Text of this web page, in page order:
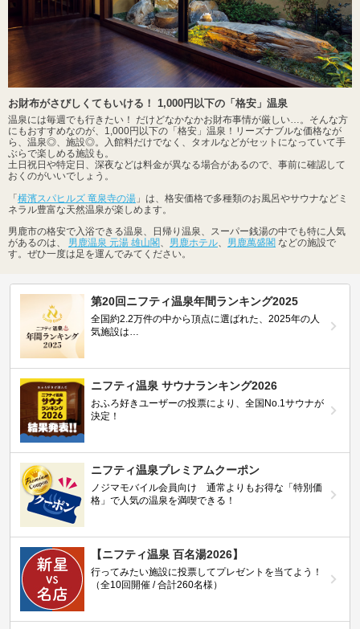
お財布がさびしくてもいける！ 1,000円以下の「格安」温泉
温泉には毎週でも行きたい！ だけどなかなかお財布事情が厳しい…。そんな方
にもおすすめなのが、1,000円以下の「格安」温泉！リーズナブルな価格なが
ら、温泉◎、施設◎。入館料だけでなく、タオルなどがセットになっていて手
ぶらで楽しめる施設も。
土日祝日や特定日、深夜などは料金が異なる場合があるので、事前に確認して
おくのがいいでしょう。
「 横濱スパヒルズ 竜泉寺の湯 」は、格安価格で多種類のお風呂やサウナなどミ
ネラル豊富な天然温泉が楽しめます。
男鹿市の格安で入浴できる温泉、日帰り温泉、スーパー銭湯の中でも特に人気
があるのは、 男鹿温泉 元湯 雄山閣、 男鹿ホテル、 男鹿萬盛閣 などの施設で
す。ぜひ一度は足を運んでみてください。
第20回ニフティ温泉年間ランキング2025
全国約2.2万件の中から頂点に選ばれた、2025年の人
気施設は…
ニフティ温泉 サウナランキング2026
おふろ好きユーザーの投票により、全国No.1サウナが
決定！
ニフティ温泉プレミアムクーポン
ノジマモバイル会員向け 通常よりもお得な「特別価
格」で人気の温泉を満喫できる！
【ニフティ温泉 百名湯2026】
行ってみたい施設に投票してプレゼントを当てよう！
（全10回開催 / 合計260名様）